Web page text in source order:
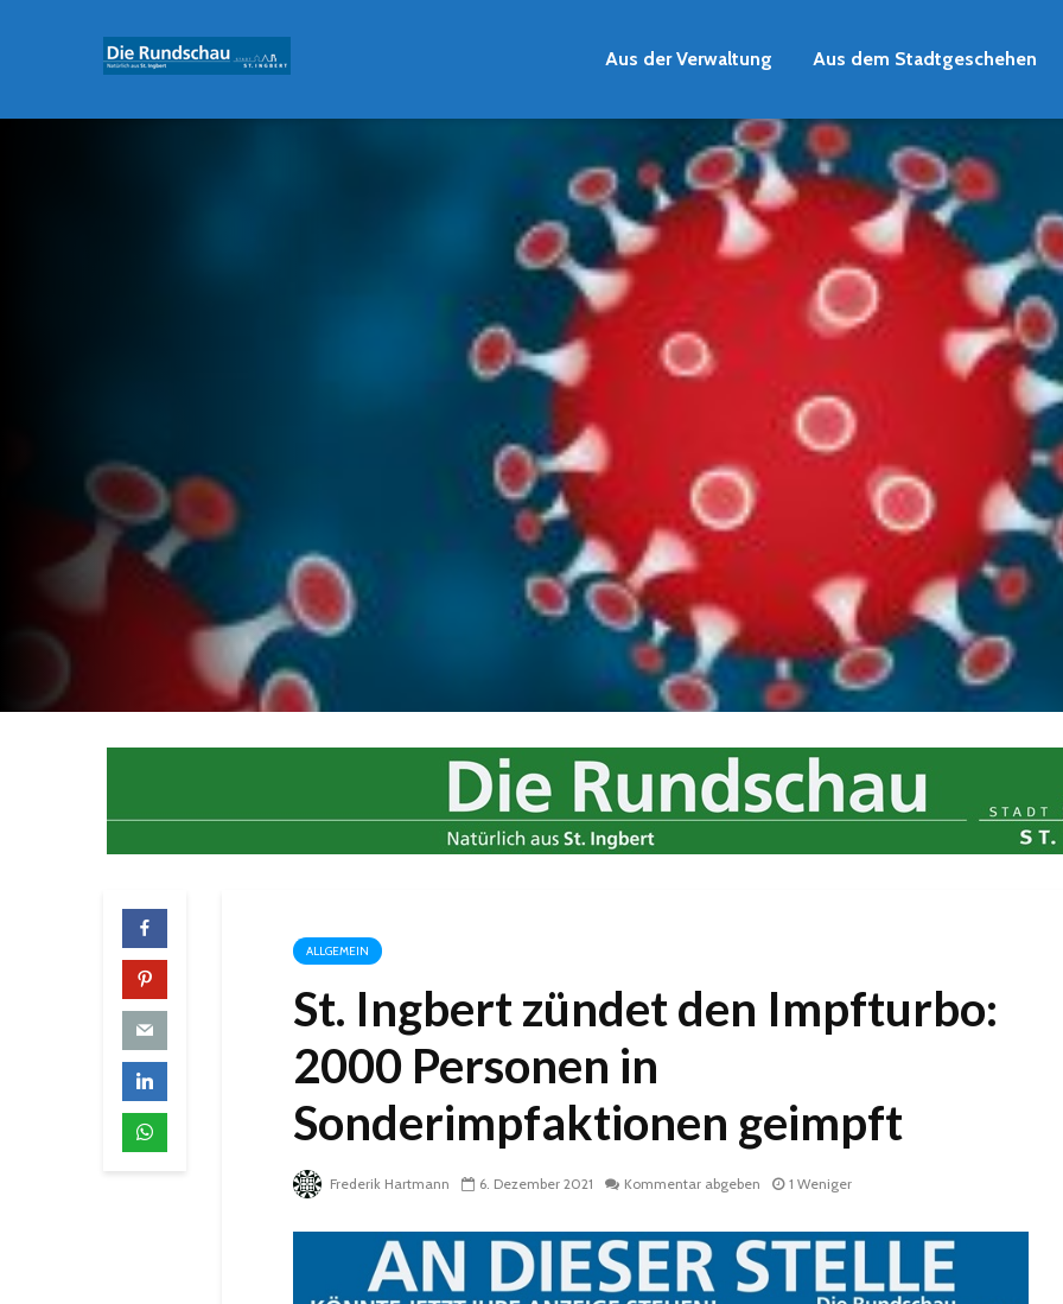
Aus der Verwaltung Aus dem Stadtgeschehen
ALLGEMEIN
St. Ingbert zündet den Impfturbo:
2000 Personen in
Sonderimpfaktionen geimpft
Frederik Hartmann 6. Dezember 2021 Kommentar abgeben 1 Weniger